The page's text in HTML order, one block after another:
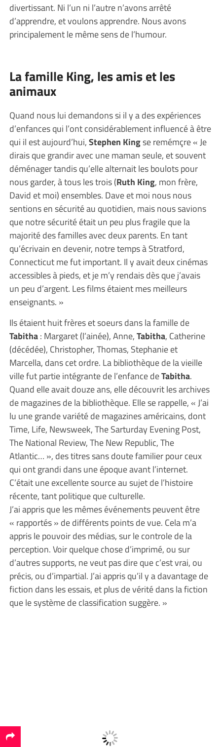
divertissant. Ni l’un ni l’autre n’avons arrêté
d’apprendre, et voulons apprendre. Nous avons
principalement le même sens de l’humour.
La famille King, les amis et les
animaux
Quand nous lui demandons si il y a des expériences
d’enfances qui l’ont considérablement influencé à être
qui il est aujourd’hui,Stephen Kingse remémçre « Je
dirais que grandir avec une maman seule, et souvent
déménager tandis qu’elle alternait les boulots pour
nous garder, à tous les trois (Ruth King, mon frère,
David et moi) ensembles. Dave et moi nous nous
sentions en sécurité au quotidien, mais nous savions
que notre sécurité était un peu plus fragile que la
majorité des familles avec deux parents. En tant
qu’écrivain en devenir, notre temps à Stratford,
Connecticut me fut important. Il y avait deux cinémas
accessibles à pieds, et je m’y rendais dès que j’avais
un peu d’argent. Les films étaient mes meilleurs
enseignants. »
Ils étaient huit frères et soeurs dans la famille de
Tabitha: Margaret (l’ainée), Anne,Tabitha, Catherine
(décédée), Christopher, Thomas, Stephanie et
Marcella, dans cet ordre. La bibliothèque de la vieille
ville fut partie intégrante de l’enfance deTabitha.
Quand elle avait douze ans, elle découvrit les archives
de magazines de la bibliothèque. Elle se rappelle, « J’ai
lu une grande variété de magazines américains, dont
Time, Life, Newsweek, The Sarturday Evening Post,
The National Review, The New Republic, The
Atlantic… », des titres sans doute familier pour ceux
qui ont grandi dans une époque avant l’internet.
C’était une excellente source au sujet de l’histoire
récente, tant politique que culturelle.
J’ai appris que les mêmes événements peuvent être
« rapportés » de différents points de vue. Cela m’a
appris le pouvoir des médias, sur le controle de la
perception. Voir quelque chose d’imprimé, ou sur
d’autres supports, ne veut pas dire que c’est vrai, ou
précis, ou d’impartial. J’ai appris qu’il y a davantage de
fiction dans les essais, et plus de vérité dans la fiction
que le système de classification suggère. »